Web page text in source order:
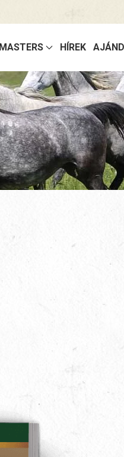
MASTERS HÍREK